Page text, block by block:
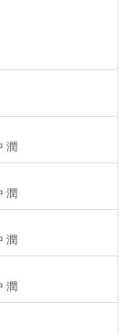
潤
潤
潤
潤